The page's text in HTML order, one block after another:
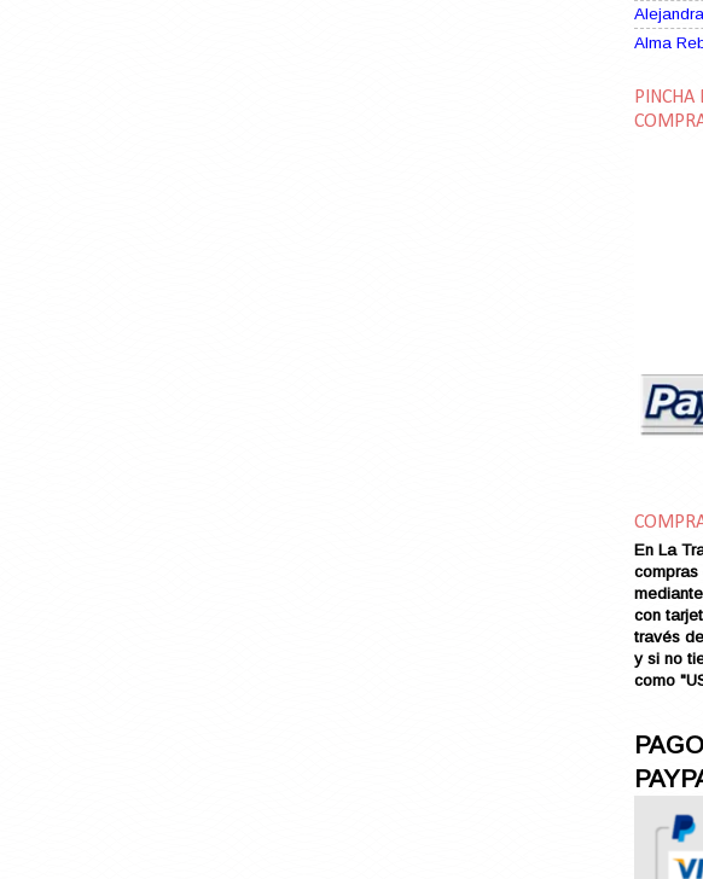
Alejandra
Alma
Alma en
Almas
Amame
Amarga
Amor a
Amor
Amor
Amor
Ana de
Ana y El
Andrés
Andrés
Andrés
Aníbal
Aquella
Arenas
Argel
PINCHA
En La
compras
con
través
y si no
como